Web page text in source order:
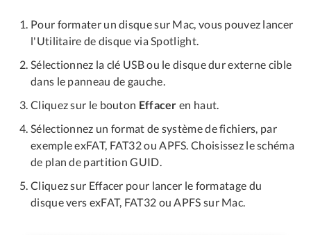
Pour formater un disque sur Mac, vous pouvez lancer
l'Utilitaire de disque via Spotlight.
Sélectionnez la clé USB ou le disque dur externe cible
dans le panneau de gauche.
Cliquez sur le bouton Effacer en haut.
Sélectionnez un format de système de fichiers, par
exemple exFAT, FAT32 ou APFS. Choisissez le schéma
de plan de partition GUID.
Cliquez sur Effacer pour lancer le formatage du
disque vers exFAT, FAT32 ou APFS sur Mac.